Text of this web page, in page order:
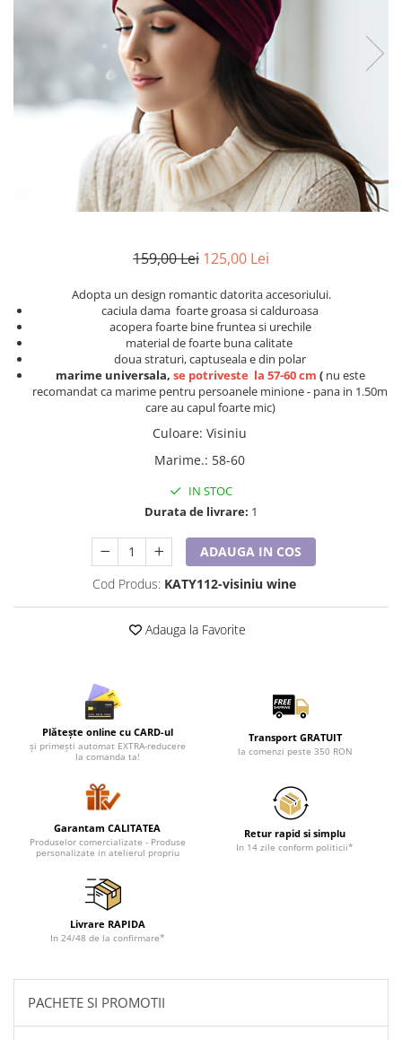
Seturi cadou barbati
Seturi cadou barbati portofel si curea
Ceasuri pentru EL
Cadouri craciun barbati
Cadouri personalizate barbati
Cadouri craciun copii
Colectia Disney
Sticlă pentru apa Personalizată
Sepci personalizate
Seturi cadou pentru copii KID's Collection
Lenjerii de pat pentru copii
Halate si capoate
WINTER Collection
Halate si pijamale Family
Pijamale de copii
Pijamale BIG SIZE femei
Cadouri ocazii speciale
Tricouri de craciun
Valentine's Day
Cadouri pentru Bunici
Cadouri pentru Nasi si Fini
Cadouri Craciun
Cadouri pentru Mama
Cadouri Back to school
Cadouri de Paște
Cadouri Traditionale Romanesti
Sepci personalizate
Bannere personalizate scoli si gradinite
Caserole personalizate sandwich
Saculeti personalizati
Sticla de apa personalizata
Agende si caiete personalizate
159,00 Lei 125,00 Lei
Adopta un design romantic datorita accesoriului.
caciula dama foarte groasa si calduroasa
acopera foarte bine fruntea si urechile
material de foarte buna calitate
doua straturi, captuseala e din polar
marime universala, se potriveste la 57-60 cm (nu este
recomandat ca marime pentru persoanele minione - pana in 1.50m
care au capul foarte mic)
Culoare: Visiniu
Marime.: 58-60
IN STOC
Durata de livrare: 1
ADAUGA IN COS
Cod Produs: KATY112-visiniu wine
Adauga la Favorite
Plătește online cu CARD-ul
și primești automat EXTRA-reducere
la comanda ta!
Transport GRATUIT
la comenzi peste 350 RON
Garantam CALITATEA
Produselor comercializate - Produse
personalizate in atelierul propriu
Retur rapid si simplu
In 14 zile conform politicii*
Livrare RAPIDA
In 24/48 de la confirmare*
PACHETE SI PROMOTII